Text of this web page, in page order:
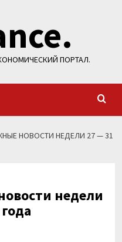
ПОРТАЛ.
НОВОСТИ НЕДЕЛИ 27 — 31
недели